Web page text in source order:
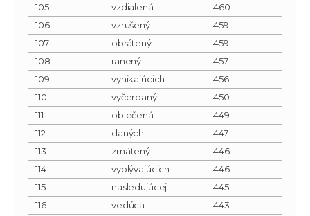
105
vzdialená
460
106
vzrušený
459
107
obrátený
459
108
ranený
457
109
vynikajúcich
456
110
vyčerpaný
450
111
oblečená
449
112
daných
447
113
zmätený
446
114
vyplývajúcich
446
115
nasledujúcej
445
116
vedúca
443